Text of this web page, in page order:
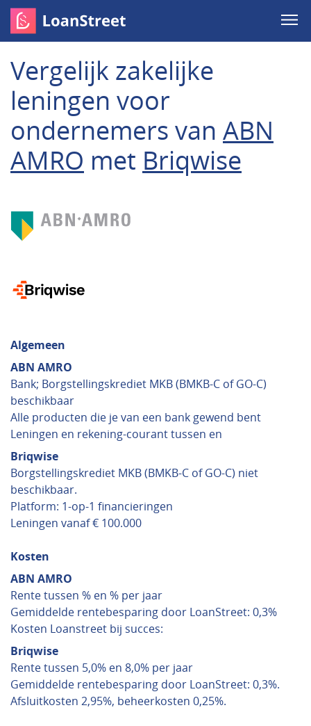
Vergelijk zakelijke
leningen voor
ondernemers van ABN
AMRO met Briqwise
Algemeen
ABN AMRO
Bank; Borgstellingskrediet MKB (BMKB-C of GO-C)
beschikbaar
Alle producten die je van een bank gewend bent
Leningen en rekening-courant tussen en
Briqwise
Borgstellingskrediet MKB (BMKB-C of GO-C) niet
beschikbaar.
Platform: 1-op-1 financieringen
Leningen vanaf € 100.000
Kosten
ABN AMRO
Rente tussen % en % per jaar
Gemiddelde rentebesparing door LoanStreet: 0,3%
Kosten Loanstreet bij succes:
Briqwise
Rente tussen 5,0% en 8,0% per jaar
Gemiddelde rentebesparing door LoanStreet: 0,3%.
Afsluitkosten 2,95%, beheerkosten 0,25%.